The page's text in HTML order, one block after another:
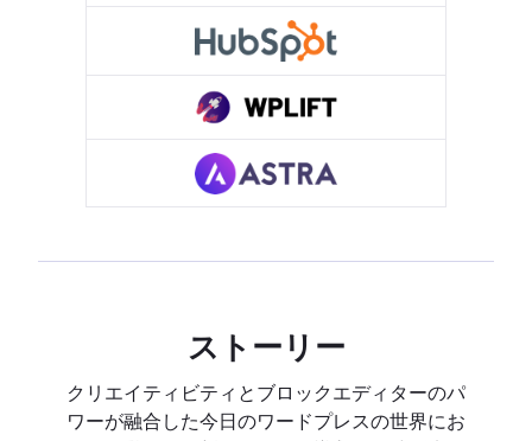
ストーリー
クリエイティビティとブロックエディターのパ
ワーが融合した今日のワードプレスの世界にお